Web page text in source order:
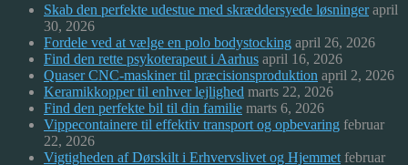
Skab den perfekte udestue med skræddersyede løsninger april
30, 2026
Fordele ved at vælge en polo bodystocking april 26, 2026
Find den rette psykoterapeut i Aarhus april 16, 2026
Quaser CNC-maskiner til præcisionsproduktion april 2, 2026
Keramikkopper til enhver lejlighed marts 22, 2026
Find den perfekte bil til din familie marts 6, 2026
Vippecontainere til effektiv transport og opbevaring februar
22, 2026
Vigtigheden af Dørskilt i Erhvervslivet og Hjemmet februar